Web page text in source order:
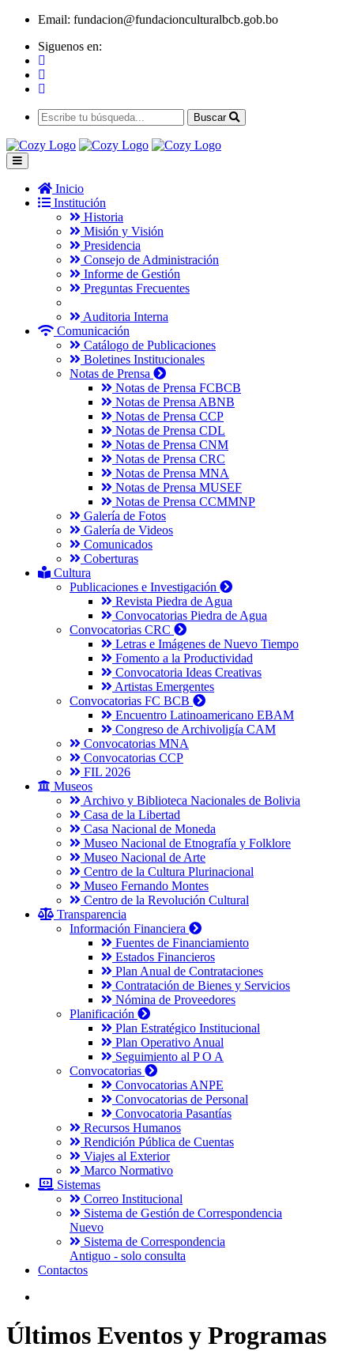
Email: fundacion@fundacionculturalbcb.gob.bo
Siguenos en:
Buscar
Inicio
Institución
Historia
Misión y Visión
Presidencia
Consejo de Administración
Informe de Gestión
Preguntas Frecuentes
Auditoria Interna
Comunicación
Catálogo de Publicaciones
Boletines Institucionales
Notas de Prensa
Notas de Prensa FCBCB
Notas de Prensa ABNB
Notas de Prensa CCP
Notas de Prensa CDL
Notas de Prensa CNM
Notas de Prensa CRC
Notas de Prensa MNA
Notas de Prensa MUSEF
Notas de Prensa CCMMNP
Galería de Fotos
Galería de Videos
Comunicados
Coberturas
Cultura
Publicaciones e Investigación
Revista Piedra de Agua
Convocatorias Piedra de Agua
Convocatorias CRC
Letras e Imágenes de Nuevo Tiempo
Fomento a la Productividad
Convocatoria Ideas Creativas
Artistas Emergentes
Convocatorias FC BCB
Encuentro Latinoamericano EBAM
Congreso de Archivoligía CAM
Convocatorias MNA
Convocatorias CCP
FIL 2026
Museos
Archivo y Biblioteca Nacionales de Bolivia
Casa de la Libertad
Casa Nacional de Moneda
Museo Nacional de Etnografía y Folklore
Museo Nacional de Arte
Centro de la Cultura Plurinacional
Museo Fernando Montes
Centro de la Revolución Cultural
Transparencia
Información Financiera
Fuentes de Financiamiento
Estados Financieros
Plan Anual de Contrataciones
Contratación de Bienes y Servicios
Nómina de Proveedores
Planificación
Plan Estratégico Institucional
Plan Operativo Anual
Seguimiento al P O A
Convocatorias
Convocatorias ANPE
Convocatorias de Personal
Convocatoria Pasantías
Recursos Humanos
Rendición Pública de Cuentas
Viajes al Exterior
Marco Normativo
Sistemas
Correo Institucional
Sistema de Gestión de Correspondencia
Nuevo
Sistema de Correspondencia
Antiguo - solo consulta
Contactos
Últimos Eventos y Programas